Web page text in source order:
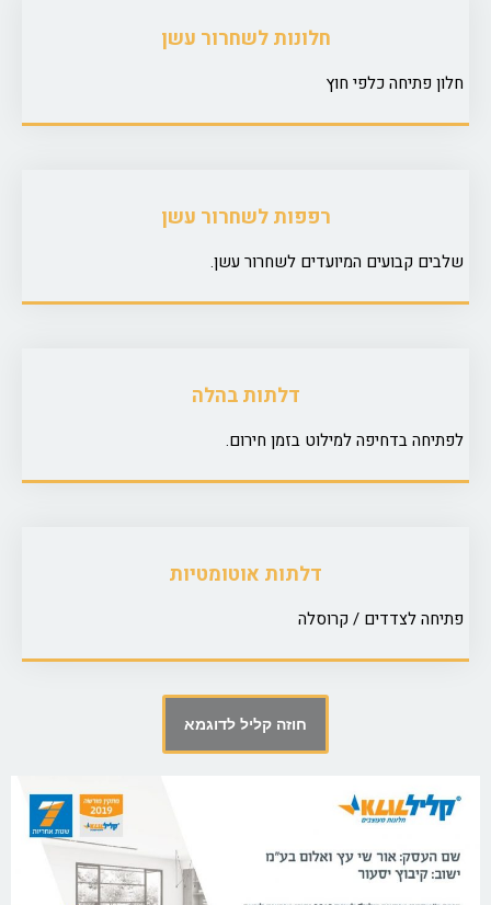
חלונות לשחרור עשן
חלון פתיחה כלפי חוץ
רפפות לשחרור עשן
שלבים קבועים המיועדים לשחרור עשן.
דלתות בהלה
לפתיחה בדחיפה למילוט בזמן חירום.
דלתות אוטומטיות
פתיחה לצדדים / קרוסלה
חוזה קליל לדוגמא